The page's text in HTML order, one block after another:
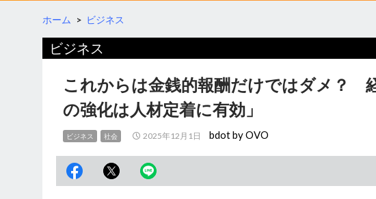
ホーム > ビジネス
ビジネス
これからは金銭的報酬だけではダメ？
の強化は人材定着に有効」
ビジネス 社会 2025年12月1日 bdot by OVO